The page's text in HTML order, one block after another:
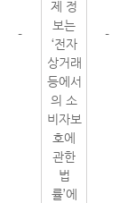
-
제 정
보는
‘전자
상거래
등에서
의 소
비자보
호에
관한
법
률’에
-